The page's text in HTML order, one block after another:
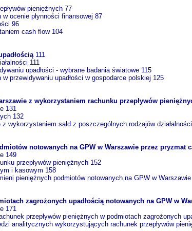
pieniężnych 77
ocenie płynności finansowej 87
96
cash flow 104
111
111
upadłości - wybrane badania światowe 115
przewidywaniu upadłości w gospodarce polskiej 125
z wykorzystaniem rachunku przepływów
131
132
wykorzystaniem sald z poszczególnych rodzajów
notowanych na GPW w Warszawie przez pryzmat
149
przepływów pieniężnych 152
i kasowym 158
pieniężnych podmiotów notowanych na GPW w
zagrożonych upadłością notowanych na GPW w
171
przepływów pieniężnych w podmiotach zagrożonych
analitycznych wykorzystujących rachunek przepływów